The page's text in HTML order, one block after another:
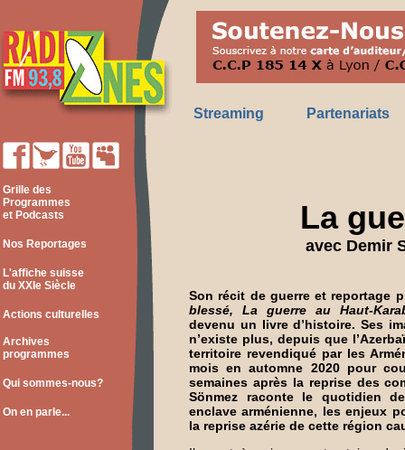
Streaming Partenariats
Grille des
Programmes
et Podcasts
Nos Reportages
L'affiche suisse
du XXIe Siècle
Actions culturelles
Archives
programmes
Qui sommes-nous?
On en parle...
La
avec Demir
Son récit de guerre et reportage
blessé, La guerre au Haut-
devenu un livre d’histoire. Ses
n’existe plus, depuis que
territoire revendiqué par les
mois en automne 2020 pour
semaines après la reprise des
Sönmez raconte le quotidien
enclave arménienne, les enjeux
la reprise azérie de cette région